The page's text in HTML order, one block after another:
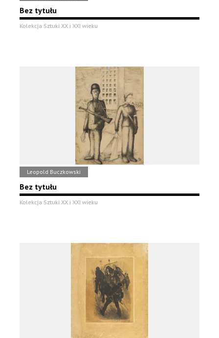
Bez tytułu
Kolekcja Sztuki XX i XXI wieku
Leopold Buczkowski
Bez tytułu
Kolekcja Sztuki XX i XXI wieku